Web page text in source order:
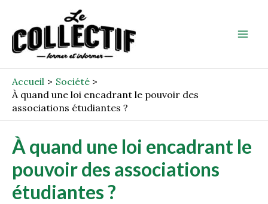
contenu
Accueil
Société
À quand une loi encadrant le pouvoir des
associations étudiantes ?
À quand une loi encadrant le
pouvoir des associations
étudiantes ?
navigation